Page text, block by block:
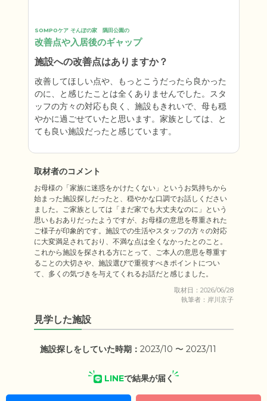
SOMPOケア そんぽの家　隅田公園の
改善点や入居後のギャップ
施設への改善点はありますか？
改善してほしい点や、もっとこうだったら良かった
のに、と感じたことは全くありませんでした。スタ
ッフの方々の対応も良く、施設もきれいで、母も穏
やかに過ごせていたと思います。家族としては、と
ても良い施設だったと感じています。
取材者のコメント
お母様の「家族に迷惑をかけたくない」というお気持ちから
始まった施設探しだったと、穏やかな口調でお話しください
ました。ご家族としては「まだ家でも大丈夫なのに」という
思いもおありだったようですが、お母様の意思を尊重された
ご様子が印象的です。施設での生活やスタッフの方々の対応
に大変満足されており、不満な点は全くなかったとのこと。
これから施設を探される方にとって、ご本人の意思を尊重す
ることの大切さや、施設選びで重視すべきポイントについ
て、多くの気づきを与えてくれるお話だと感じました。
取材日：2026/06/28
執筆者：岸川京子
見学した施設
施設探しをしていた時期： 2023/10 〜 2023/11
LINEで結果が届く